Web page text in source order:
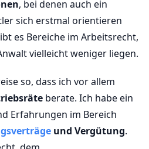
, bei denen auch ein
sich erstmal orientieren
es Bereiche im Arbeitsrecht,
vielleicht weniger liegen.
so, dass ich vor allem
berate. Ich habe ein
Erfahrungen im Bereich
und Vergütung.